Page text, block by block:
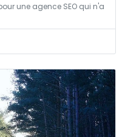
une agence SEO qui n'a